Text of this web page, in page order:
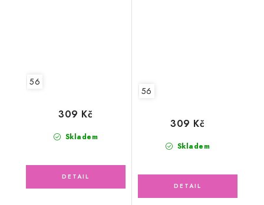
56
Skladem
309 Kč
56
Skladem
309 Kč